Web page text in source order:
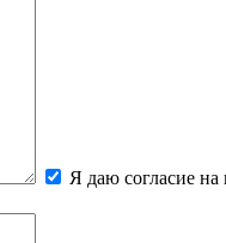
Я даю согласие